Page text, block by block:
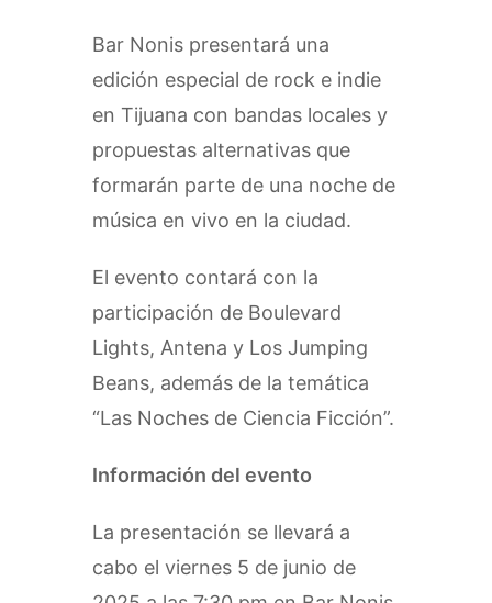
Bar Nonis presentará una
edición especial de rock e indie
en Tijuana con bandas locales y
propuestas alternativas que
formarán parte de una noche de
música en vivo en la ciudad.
El evento contará con la
participación de Boulevard
Lights, Antena y Los Jumping
Beans, además de la temática
“Las Noches de Ciencia Ficción”.
Información del evento
La presentación se llevará a
cabo el viernes 5 de junio de